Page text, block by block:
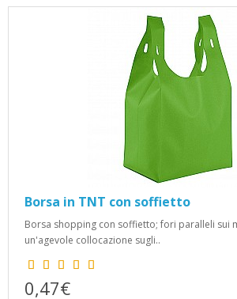
Borsa in TNT con soffietto
Borsa shopping con soffietto; fori paralleli sui
un'agevole collocazione sugli..
0,47€